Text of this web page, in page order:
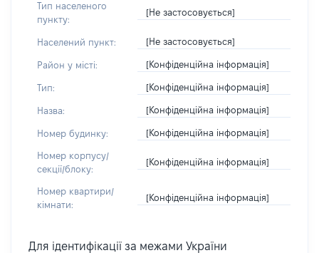
Тип населеного
пункту:
[Не застосовується]
Населений пункт: [Не застосовується]
Район у місті: [Конфіденційна інформація]
Тип: [Конфіденційна інформація]
Назва: [Конфіденційна інформація]
Номер будинку: [Конфіденційна інформація]
Номер корпусу/
секції/блоку:
[Конфіденційна інформація]
Номер квартири/
кімнати:
[Конфіденційна інформація]
Для ідентифікації за межами України